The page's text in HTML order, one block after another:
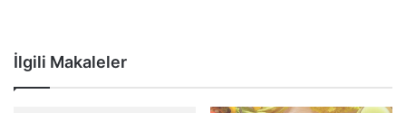
İlgili Makaleler